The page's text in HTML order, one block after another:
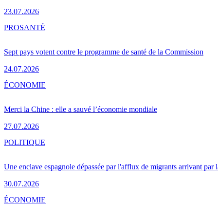
23.07.2026
Sept pays votent contre le programme de santé de la Commission
24.07.2026
PROSANTÉ
Merci la Chine : elle a sauvé l’économie mondiale
27.07.2026
ÉCONOMIE
Une enclave espagnole dépassée par l'afflux de migrants arrivant par
30.07.2026
POLITIQUE
ÉCONOMIE